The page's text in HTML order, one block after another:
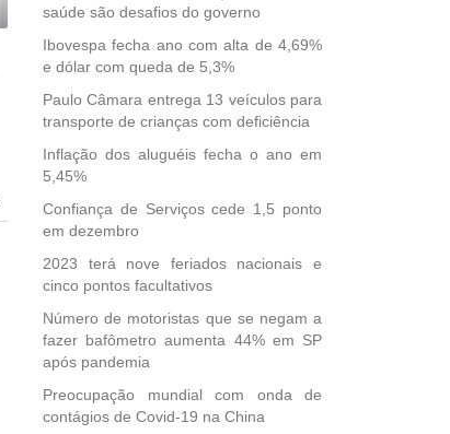
saúde são desafios do governo
Ibovespa fecha ano com alta de 4,69%
e dólar com queda de 5,3%
Paulo Câmara entrega 13 veículos para
transporte de crianças com deficiência
Inflação dos aluguéis fecha o ano em
5,45%
Confiança de Serviços cede 1,5 ponto
em dezembro
2023 terá nove feriados nacionais e
cinco pontos facultativos
Número de motoristas que se negam a
fazer bafômetro aumenta 44% em SP
após pandemia
Preocupação mundial com onda de
contágios de Covid-19 na China